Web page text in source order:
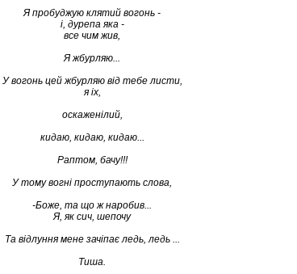
Я пробуджую клятий вогонь -
і, дурепа яка -
все чим жив,
Я жбурляю...
У вогонь цей жбурляю від тебе листи,
я іх,
оскаженілий,
кидаю, кидаю, кидаю...
Раптом, бачу!!!
У тому вогні проступають слова,
-Боже, та що ж наробив...
Я, як сич, шепочу
Та відлуння мене зачіпає ледь, ледь ...
Тиша.